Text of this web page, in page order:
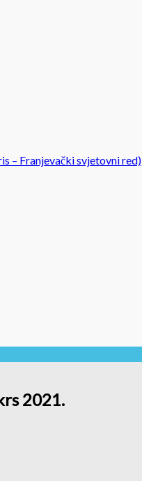
– Franjevački svjetovni red)
2021.